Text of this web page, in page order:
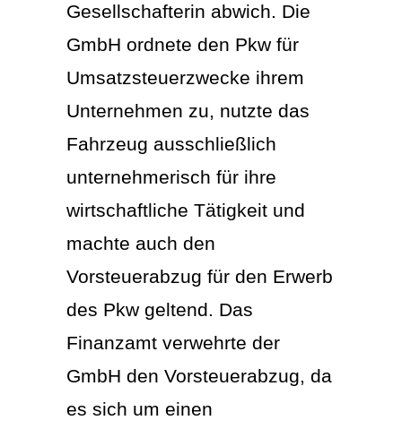
Gesellschafterin abwich. Die
GmbH ordnete den Pkw für
Umsatzsteuerzwecke ihrem
Unternehmen zu, nutzte das
Fahrzeug ausschließlich
unternehmerisch für ihre
wirtschaftliche Tätigkeit und
machte auch den
Vorsteuerabzug für den Erwerb
des Pkw geltend. Das
Finanzamt verwehrte der
GmbH den Vorsteuerabzug, da
es sich um einen